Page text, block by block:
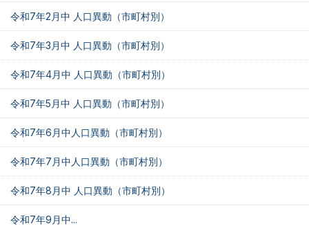
令和7年2月中 人口異動（市町村別）
令和7年3月中 人口異動（市町村別）
令和7年4月中 人口異動（市町村別）
令和7年5月中 人口異動（市町村別）
令和7年6月中人口異動（市町村別）
令和7年7月中人口異動（市町村別）
令和7年8月中 人口異動（市町村別）
令和7年9月中...